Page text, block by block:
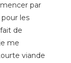
par
les
de
me
viande